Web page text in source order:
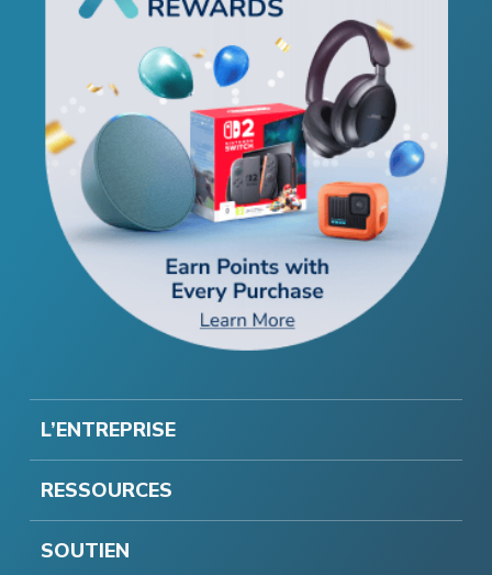
L’ENTREPRISE
RESSOURCES
SOUTIEN